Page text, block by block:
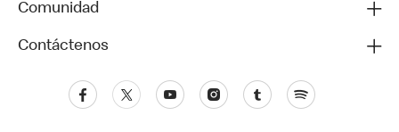
Comunidad
Contáctenos